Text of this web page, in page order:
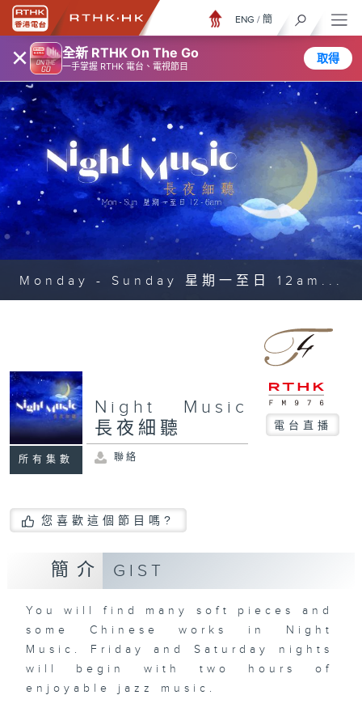
× 全新 RTHK On The Go
一手掌握 RTHK 電台、電視節目
取得
ENG / 簡
Monday - Sunday 星期一至日 12am...
所有集數
Night Music
長夜細聽
電台直播
聯絡
您喜歡這個節目嗎?
簡介 GIST
You will find many soft pieces and
some Chinese works in Night
Music. Friday and Saturday nights
will begin with two hours of
enjoyable jazz music.